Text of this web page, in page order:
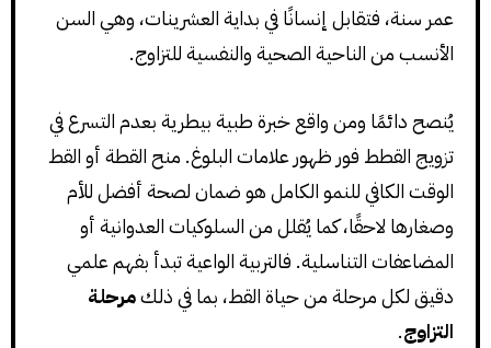
عمر سنة، فتقابل إنسانًا في بداية العشرينات، وهي السن
الأنسب من الناحية الصحية والنفسية للتزاوج.
يُنصح دائمًا ومن واقع خبرة طبية بيطرية بعدم التسرع في
تزويج القطط فور ظهور علامات البلوغ. منح القطة أو القط
الوقت الكافي للنمو الكامل هو ضمان لصحة أفضل للأم
وصغارها لاحقًا، كما يُقلل من السلوكيات العدوانية أو
المضاعفات التناسلية. فالتربية الواعية تبدأ بفهم علمي
دقيق لكل مرحلة من حياة القط، بما في ذلكمرحلة
التزاوج.